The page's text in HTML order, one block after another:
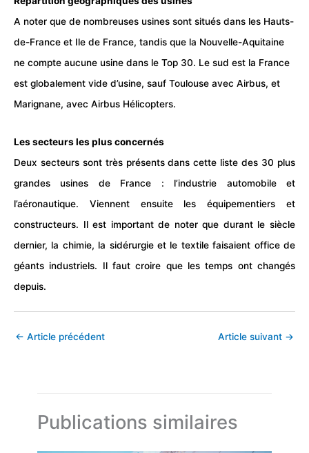
A noter que de nombreuses usines sont situés dans les Hauts-
de-France et Ile de France, tandis que la Nouvelle-Aquitaine
ne compte aucune usine dans le Top 30. Le sud est la France
est globalement vide d’usine, sauf Toulouse avec Airbus, et
Marignane, avec Airbus Hélicopters.
Les secteurs les plus concernés
Deux secteurs sont très présents dans cette liste des 30 plus
grandes usines de France : l’industrie automobile et
l’aéronautique. Viennent ensuite les équipementiers et
constructeurs. Il est important de noter que durant le siècle
dernier, la chimie, la sidérurgie et le textile faisaient office de
géants industriels. Il faut croire que les temps ont changés
depuis.
← Article précédent Article suivant →
Publications similaires